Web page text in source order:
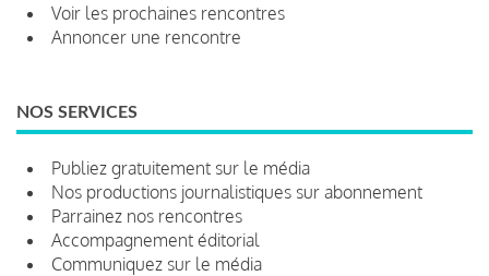
Voir les prochaines rencontres
Annoncer une rencontre
NOS SERVICES
Publiez gratuitement sur le média
Nos productions journalistiques sur abonnement
Parrainez nos rencontres
Accompagnement éditorial
Communiquez sur le média